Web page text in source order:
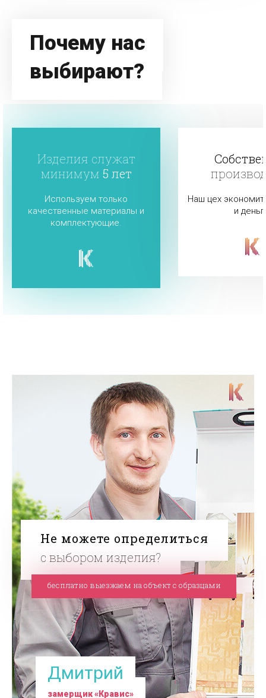
Почему нас
выбирают?
Изделия служат
минимум 5 лет
Используем только
качественные материалы и
комплектующие.
Наш цех
и
Не можете определиться
с выбором изделия?
бесплатно выезжаем на объект с образцами
Дмитрий
замерщик «Кравис»